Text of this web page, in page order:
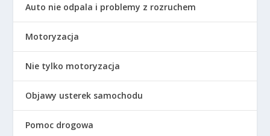
Auto nie odpala i problemy z rozruchem
Motoryzacja
Nie tylko motoryzacja
Objawy usterek samochodu
Pomoc drogowa